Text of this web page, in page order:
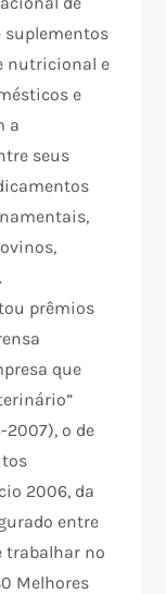
suplementos
nutricional e
e
a
seus
prêmios
que
2007), o de
2006, da
entre
trabalhar no
Melhores